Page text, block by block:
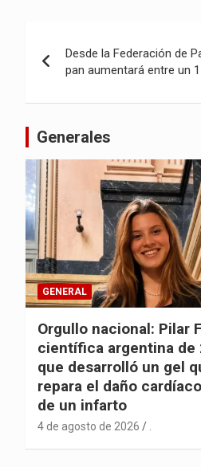
de
entradas
Desde la Federación de
pan aumentará entre un
Generales
GENERAL
Orgullo nacional: Pilar
científica argentina de
que desarrolló un gel
repara el daño
de un infarto
4 de agosto de 2026